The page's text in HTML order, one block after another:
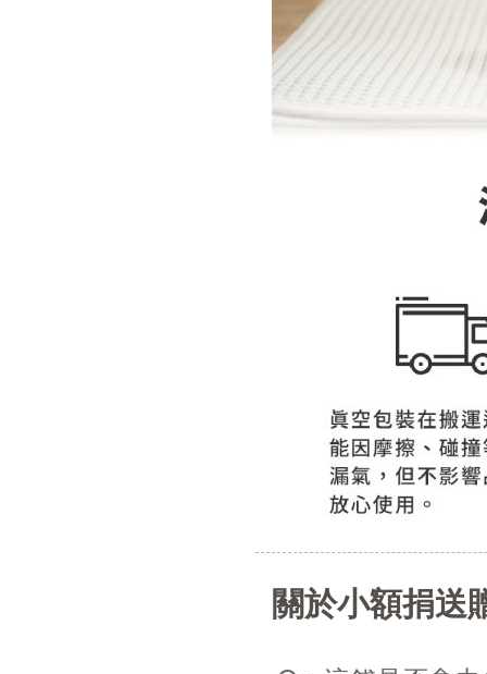
關於小額捐送